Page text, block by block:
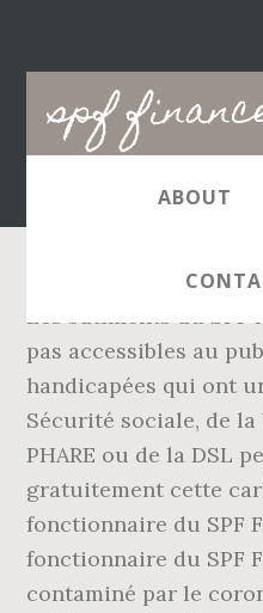
spf
Main
navigation
ABOUT
Les bâtiments du
pas accessibles au
handicapées qui ont
Sécurité sociale, de la
PHARE ou de la DSL
gratuitement cette
fonctionnaire du SPF
fonctionnaire du SPF
contaminé par le